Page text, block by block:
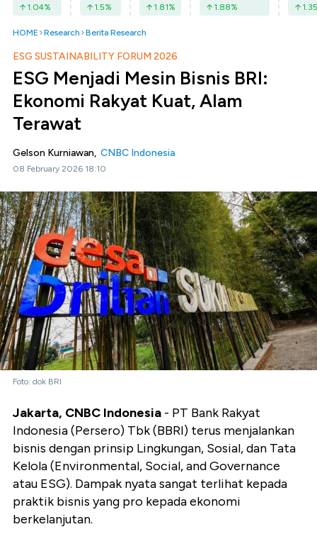
1.04% 1.5% 1.81% 1.88% 1.35
HOME Research Berita Research
ESG SUSTAINABILITY FORUM 2026
ESG Menjadi Mesin Bisnis BRI:
Ekonomi Rakyat Kuat, Alam
Terawat
Gelson Kurniawan, CNBC Indonesia
08 February 2026 18:10
Foto: dok BRI
Jakarta, CNBC Indonesia - PT Bank Rakyat
Indonesia (Persero) Tbk (BBRI) terus menjalankan
bisnis dengan prinsip Lingkungan, Sosial, dan Tata
Kelola (Environmental, Social, and Governance
atau ESG). Dampak nyata sangat terlihat kepada
praktik bisnis yang pro kepada ekonomi
berkelanjutan.